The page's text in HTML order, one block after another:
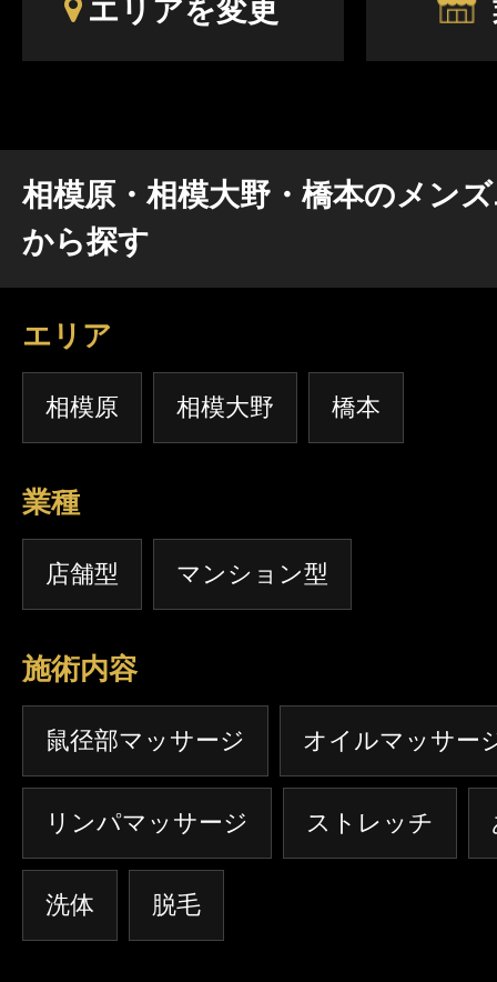
エリアを変更
相模原・相模大野・橋本のメン
から探す
エリア
相模原 相模大野 橋本
業種
店舗型 マンション型
施術内容
鼠径部マッサージ オイルマッサー
リンパマッサージ ストレッチ
洗体 脱毛